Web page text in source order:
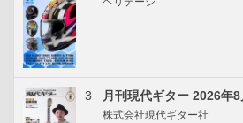
3 月刊現代ギター 2026年
株式会社現代ギター社